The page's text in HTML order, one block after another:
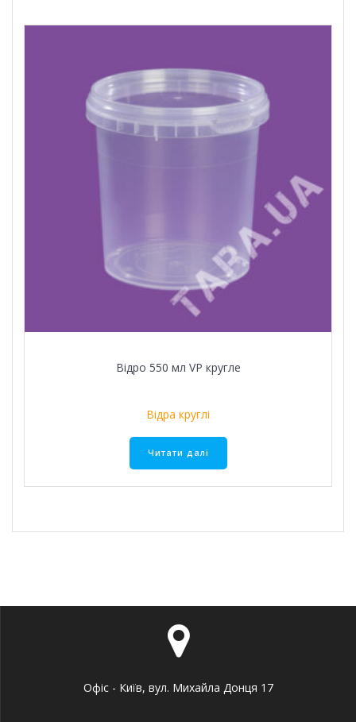
Відро 550 мл VР кругле
Відра круглі
Читати далі
Офіс - Київ, вул. Михайла Донця 17